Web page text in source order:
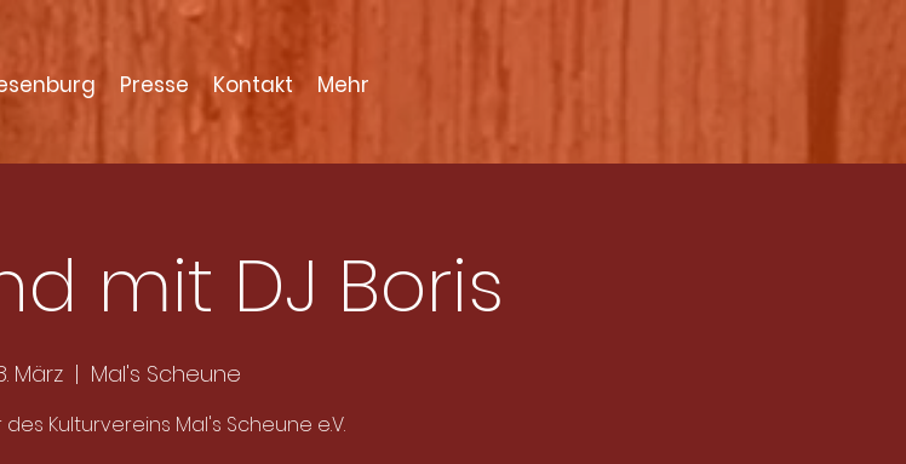
Presse Kontakt Mehr
mit DJ Boris
März
  |
Mal's Scheune
Kulturvereins Mal's Scheune e.V.